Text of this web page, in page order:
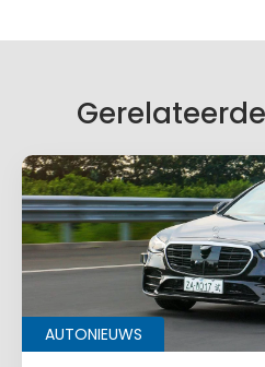
AUTONIEUWS